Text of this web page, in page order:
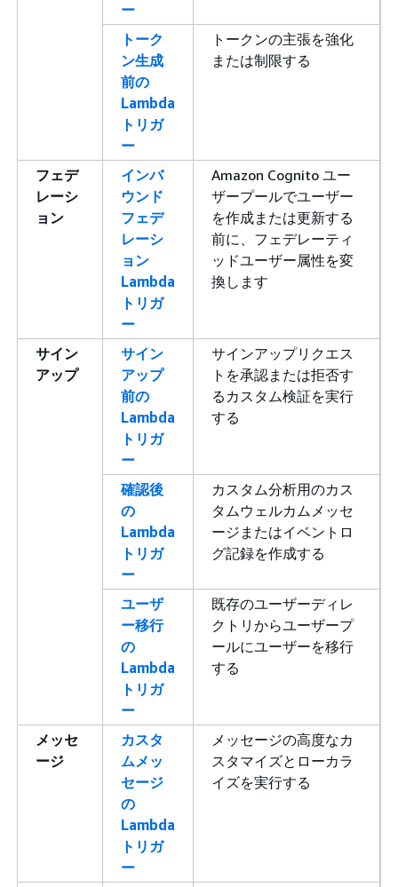
ー
トーク
ン生成
前の
Lambda
トリガ
ー
トークンの主張を強化
または制限する
フェデ
レーシ
ョン
インバ
ウンド
フェデ
レーシ
ョン
Lambda
トリガ
ー
Amazon Cognito ユー
ザープールでユーザー
を作成または更新する
前に、フェデレーティ
ッドユーザー属性を変
換します
サイン
アップ
サイン
アップ
前の
Lambda
トリガ
ー
サインアップリクエス
トを承認または拒否す
るカスタム検証を実行
する
確認後
の
Lambda
トリガ
ー
カスタム分析用のカス
タムウェルカムメッセ
ージまたはイベントロ
グ記録を作成する
ユーザ
ー移行
の
Lambda
トリガ
ー
既存のユーザーディレ
クトリからユーザープ
ールにユーザーを移行
する
メッセ
ージ
カスタ
ムメッ
セージ
の
Lambda
トリガ
ー
メッセージの高度なカ
スタマイズとローカラ
イズを実行する